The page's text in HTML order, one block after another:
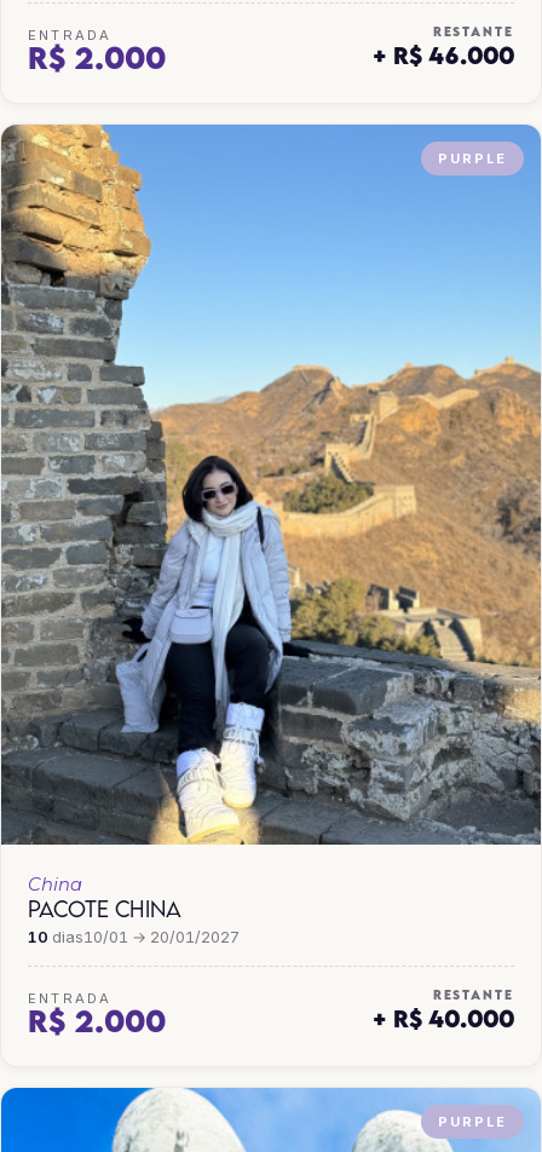
ENTRADA
R$ 2.000
RESTANTE
+ R$ 46.000
PURPLE
China
PACOTE CHINA
10 dias10/01 → 20/01/2027
ENTRADA
R$ 2.000
RESTANTE
+ R$ 40.000
PURPLE